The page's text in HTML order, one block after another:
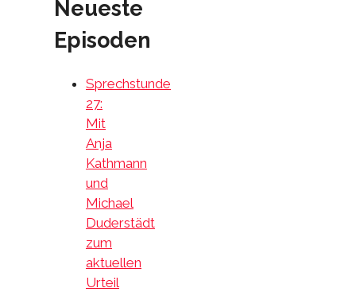
Neueste
Episoden
Sprechstunde
27:
Mit
Anja
Kathmann
und
Michael
Duderstädt
zum
aktuellen
Urteil